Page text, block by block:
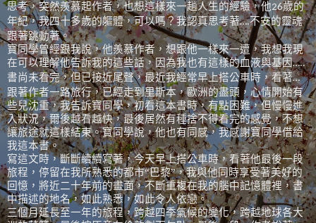
思考，突然羨慕起作者，也想這樣來一趟人生的經驗，他26歲的
年紀，我四十多歲的軀體，可以嗎？我認真思考著….不安的靈魂
跟著跳動著。
寶同學曾經跟我說，他羨慕作者，想跟他一樣來一遭，我想我現
在可以理解他告訴我的這些話，因為我也有這樣的血液與基因…..
書尚未看完，但已接近尾聲，最近我經常早上搭公車時，看著…
跟著作者一路旅行，已經走到里斯本，歐洲的盡頭，心情開始有
些兒沈重，我告訴寶同學，初看這本書時，有點困難，但慢慢進
入狀況，爾後越看越快，最後居然有種捨不得看完的感覺，不想
讓旅途就這樣結束。寶同學說，他也有同感，我感謝寶同學借給
我這本書。
寫這文時，斷斷續續寫著，今天早上搭公車時，看著他最後一段
旅程，停留在我所熟悉的都市“巴黎”，我與他同時享受著美好的
回憶，將近二十年前的畫面，不斷重複在我的腦中記憶體裡，書
中描述的地名，如此熟悉，如此令人依戀。
三個月延長至一年的旅程，跨越四季氣候的變化，跨越地球各大